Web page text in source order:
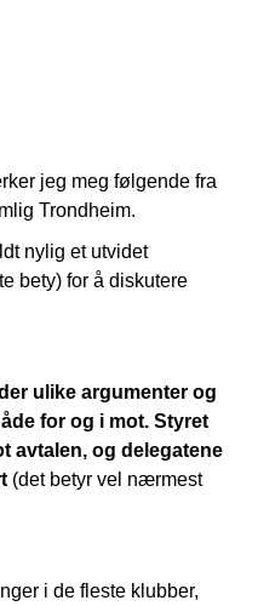
jeg meg følgende fra
Trondheim.
nylig et utvidet
bety) for å diskutere
ulike argumenter og
for og i mot. Styret
avtalen, og delegatene
(det betyr vel nærmest
i de fleste klubber,